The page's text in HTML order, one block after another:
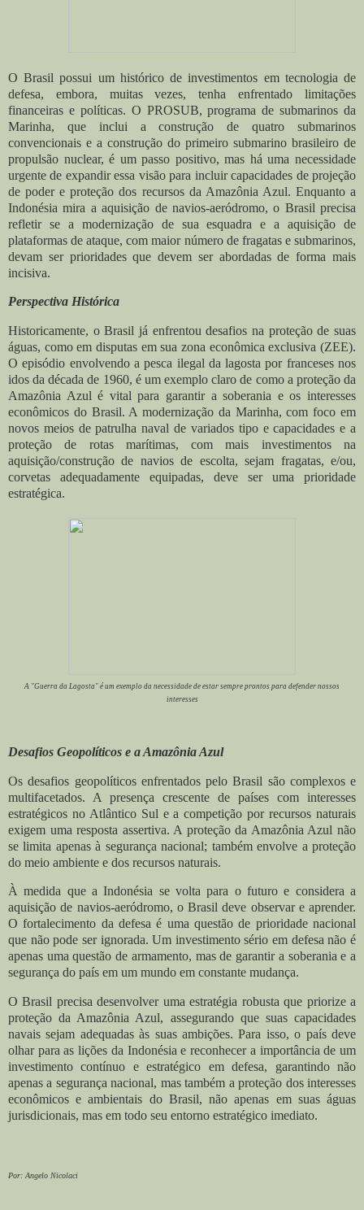
O Brasil possui um histórico de investimentos em tecnologia de
defesa, embora, muitas vezes, tenha enfrentado limitações
financeiras e políticas. O PROSUB, programa de submarinos da
Marinha, que inclui a construção de quatro submarinos
convencionais e a construção do primeiro submarino brasileiro de
propulsão nuclear, é um passo positivo, mas há uma necessidade
urgente de expandir essa visão para incluir capacidades de projeção
de poder e proteção dos recursos da Amazônia Azul. Enquanto a
Indonésia mira a aquisição de navios-aeródromo, o Brasil precisa
refletir se a modernização de sua esquadra e a aquisição de
plataformas de ataque, com maior número de fragatas e submarinos,
devam ser prioridades que devem ser abordadas de forma mais
incisiva.
Perspectiva Histórica
Historicamente, o Brasil já enfrentou desafios na proteção de suas
águas, como em disputas em sua zona econômica exclusiva (ZEE).
O episódio envolvendo a pesca ilegal da lagosta por franceses nos
idos da década de 1960, é um exemplo claro de como a proteção da
Amazônia Azul é vital para garantir a soberania e os interesses
econômicos do Brasil. A modernização da Marinha, com foco em
novos meios de patrulha naval de variados tipo e capacidades e a
proteção de rotas marítimas, com mais investimentos na
aquisição/construção de navios de escolta, sejam fragatas, e/ou,
corvetas adequadamente equipadas, deve ser uma prioridade
estratégica.
A "Guerra da Lagosta" é um exemplo da necessidade de estar sempre prontos para defender nossos
interesses
Desafios Geopolíticos e a Amazônia Azul
Os desafios geopolíticos enfrentados pelo Brasil são complexos e
multifacetados. A presença crescente de países com interesses
estratégicos no Atlântico Sul e a competição por recursos naturais
exigem uma resposta assertiva. A proteção da Amazônia Azul não
se limita apenas à segurança nacional; também envolve a proteção
do meio ambiente e dos recursos naturais.
À medida que a Indonésia se volta para o futuro e considera a
aquisição de navios-aeródromo, o Brasil deve observar e aprender.
O fortalecimento da defesa é uma questão de prioridade nacional
que não pode ser ignorada. Um investimento sério em defesa não é
apenas uma questão de armamento, mas de garantir a soberania e a
segurança do país em um mundo em constante mudança.
O Brasil precisa desenvolver uma estratégia robusta que priorize a
proteção da Amazônia Azul, assegurando que suas capacidades
navais sejam adequadas às suas ambições. Para isso, o país deve
olhar para as lições da Indonésia e reconhecer a importância de um
investimento contínuo e estratégico em defesa, garantindo não
apenas a segurança nacional, mas também a proteção dos interesses
econômicos e ambientais do Brasil, não apenas em suas águas
jurisdicionais, mas em todo seu entorno estratégico imediato.
Por: Angelo Nicolaci